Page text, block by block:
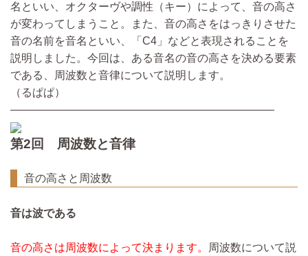
名といい、オクターヴや調性（キー）によって、音の高さ
が変わってしまうこと。また、音の高さをはっきりさせた
音の名前を音名といい、「C4」などと表現されることを
説明しました。今回は、ある音名の音の高さを決める要素
である、周波数と音律について説明します。
（るぱぱ）
————————————————————————
第2回 周波数と音律
音の高さと周波数
音は波である
音の高さは周波数によって決まります。
周波数について説